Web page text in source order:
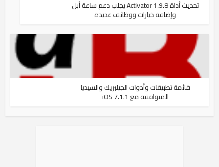
تحديث أداة Activator 1.9.8 يجلب دعم ساعة أبل
وإضافة خيارات ووظائف عديدة
قائمة تطبيقات وأدوات الجيلبريك والسيديا
المتوافقة مع iOS 7.1.1